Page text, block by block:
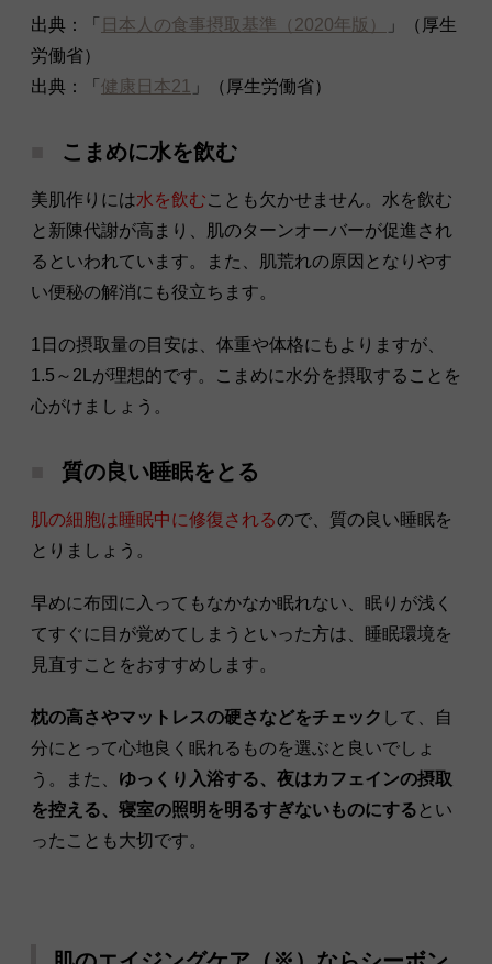
出典：「 日本人の食事摂取基準（2020年版）
」（厚生
労働省）
出典：「 健康日本21 」（厚生労働省）
こまめに水を飲む
美肌作りには水を飲むことも欠かせません。水を飲む
と新陳代謝が高まり、肌のターンオーバーが促進され
るといわれています。また、肌荒れの原因となりやす
い便秘の解消にも役立ちます。
1日の摂取量の目安は、体重や体格にもよりますが、
1.5～2Lが理想的です。こまめに水分を摂取することを
心がけましょう。
質の良い睡眠をとる
肌の細胞は睡眠中に修復されるので、質の良い睡眠を
とりましょう。
早めに布団に入ってもなかなか眠れない、眠りが浅く
てすぐに目が覚めてしまうといった方は、睡眠環境を
見直すことをおすすめします。
枕の高さやマットレスの硬さなどをチェック して、自
分にとって心地良く眠れるものを選ぶと良いでしょ
う。また、 ゆっくり入浴する、夜はカフェインの摂取
を控える、寝室の照明を明るすぎないものにする とい
ったことも大切です。